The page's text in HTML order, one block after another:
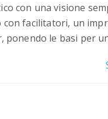
con una visione
facilitatori, un
le basi per
piccoli e nel
è nato un corso